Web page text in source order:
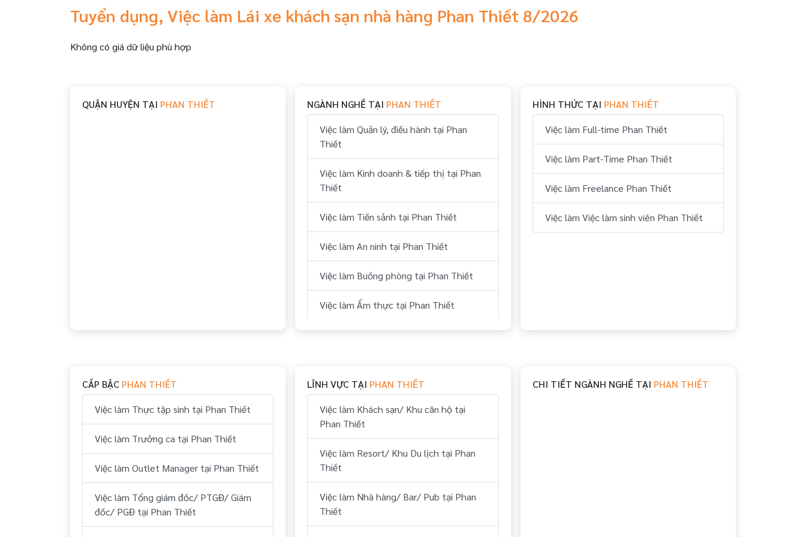
Tuyển dụng, Việc làm Lái xe khách sạn nhà hàng Phan Thiết 8/2026
Không có giá dữ liệu phù hợp
QUẬN HUYỆN TẠI PHAN THIẾT NGÀNH NGHỀ TẠI PHAN THIẾT
Việc làm Quản lý, điều hành tại Phan
Thiết
Việc làm Kinh doanh & tiếp thị tại Phan
Thiết
Việc làm Tiền sảnh tại Phan Thiết
Việc làm An ninh tại Phan Thiết
Việc làm Buồng phòng tại Phan Thiết
Việc làm Ẩm thực tại Phan Thiết
Việc làm Vui chơi & giải trí tại Phan
Thiết
Việc làm Hành chính, nhân sự tại Phan
Thiết
Việc làm Tài chính, kế toán tại Phan
Thiết
Việc làm Kỹ thuật tại Phan Thiết
HÌNH THỨC TẠI PHAN THIẾT
Việc làm Full-time Phan Thiết
Việc làm Part-Time Phan Thiết
Việc làm Freelance Phan Thiết
Việc làm Việc làm sinh viên Phan Thiết
CẤP BẬC PHAN THIẾT
Việc làm Thực tập sinh tại Phan Thiết
Việc làm Trưởng ca tại Phan Thiết
Việc làm Outlet Manager tại Phan Thiết
Việc làm Tổng giám đốc/ PTGĐ/ Giám
đốc/ PGĐ tại Phan Thiết
LĨNH VỰC TẠI PHAN THIẾT
Việc làm Khách sạn/ Khu căn hộ tại
Phan Thiết
Việc làm Resort/ Khu Du lịch tại Phan
Thiết
Việc làm Nhà hàng/ Bar/ Pub tại Phan
Thiết
CHI TIẾT NGÀNH NGHỀ TẠI PHAN THIẾT